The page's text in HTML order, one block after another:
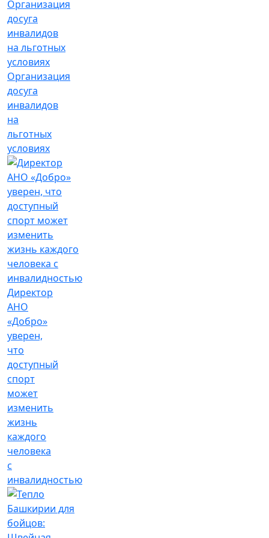
Организация
досуга
инвалидов
на
льготных
условиях
Директор
АНО
«Добро»
уверен,
что
доступный
спорт
может
изменить
жизнь
каждого
человека
с
инвалидностью